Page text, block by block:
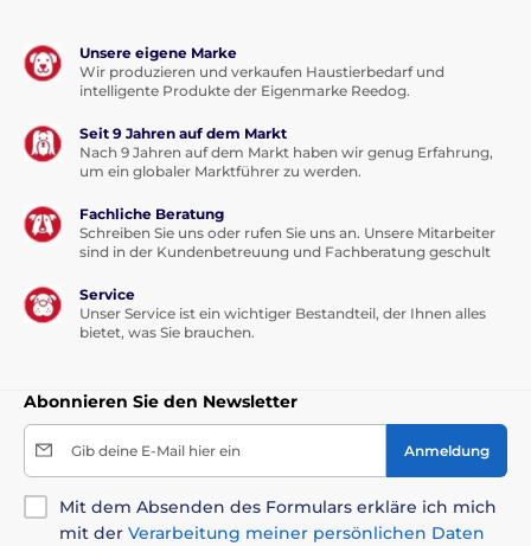
Unsere eigene Marke
Wir produzieren und verkaufen Haustierbedarf und
intelligente Produkte der Eigenmarke Reedog.
Seit 9 Jahren auf dem Markt
Nach 9 Jahren auf dem Markt haben wir genug Erfahrung,
um ein globaler Marktführer zu werden.
Fachliche Beratung
Schreiben Sie uns oder rufen Sie uns an. Unsere Mitarbeiter
sind in der Kundenbetreuung und Fachberatung geschult
Service
Unser Service ist ein wichtiger Bestandteil, der Ihnen alles
bietet, was Sie brauchen.
Abonnieren Sie den Newsletter
Gib deine E-Mail hier ein Anmeldung
Mit dem Absenden des Formulars erkläre ich mich
mit der Verarbeitung meiner persönlichen Daten